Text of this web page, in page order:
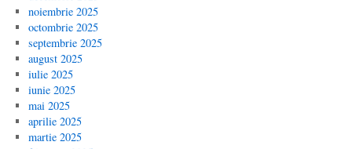
noiembrie 2025
octombrie 2025
septembrie 2025
august 2025
iulie 2025
iunie 2025
mai 2025
aprilie 2025
martie 2025